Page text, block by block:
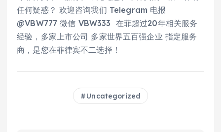
任何疑惑？ 欢迎咨询我们 Telegram 电报
@VBW777 微信 VBW333 在菲超过20年相关服务
经验，多家上市公司 多家世界五百强企业 指定服务
商，是您在菲律宾不二选择！
Uncategorized